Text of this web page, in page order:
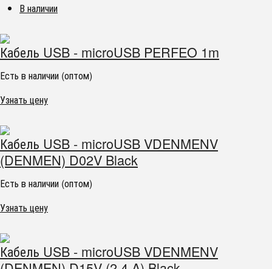
В наличии
Кабель USB - microUSB PERFEO 1m
Есть в наличии (оптом)
Узнать цену
Кабель USB - microUSB VDENMENV
(DENMEN) D02V Black
Есть в наличии (оптом)
Узнать цену
Кабель USB - microUSB VDENMENV